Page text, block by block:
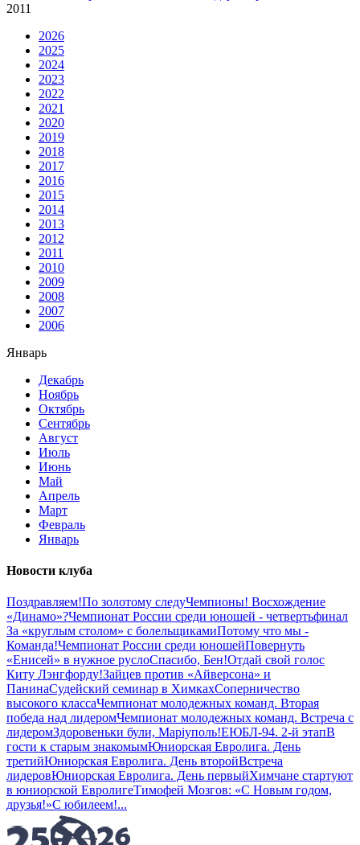
2011
2026
2025
2024
2023
2022
2021
2020
2019
2018
2017
2016
2015
2014
2013
2012
2011
2010
2009
2008
2007
2006
Январь
Декабрь
Ноябрь
Октябрь
Сентябрь
Август
Июль
Июнь
Май
Апрель
Март
Февраль
Январь
Новости клуба
Поздравляем!По золотому следуЧемпионы! Восхождение
«Динамо»?Чемпионат России среди юношей - четвертьфинал
За «круглым столом» с болельщикамиПотому что мы -
Команда!Чемпионат России среди юношейПовернуть
«Енисей» в нужное руслоСпасибо, Бен!Отдай свой голос
Киту Лэнгфорду!Зайцев против «Айверсона» и
ПанинаСудейский семинар в ХимкахСоперничество
высокого классаЧемпионат молодежных команд. Вторая
победа над лидеромЧемпионат молодежных команд. Встреча с
лидеромЗдоровеньки були, Маріуполь!ЕЮБЛ-94. 2-й этапВ
гости к старым знакомымЮниорская Евролига. День
третийЮниорская Евролига. День второйВстреча
лидеровЮниорская Евролига. День первыйХимчане стартуют
в юниорской ЕвролигеТимофей Мозгов: «С Новым годом,
друзья!»С юбилеем!...